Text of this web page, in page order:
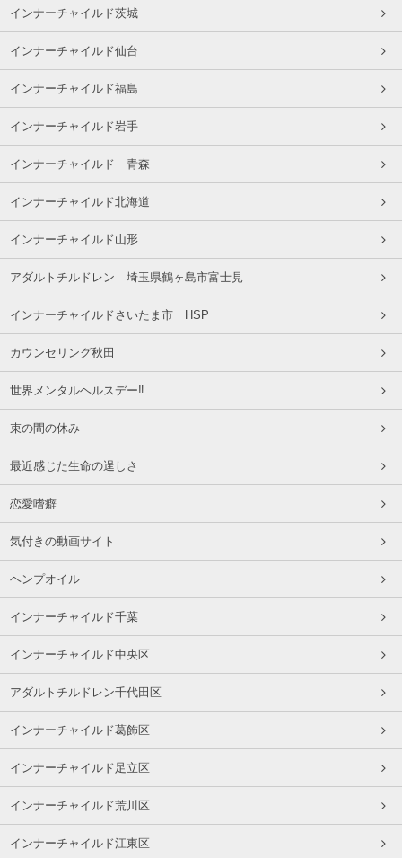
インナーチャイルド茨城
インナーチャイルド仙台
インナーチャイルド福島
インナーチャイルド岩手
インナーチャイルド 青森
インナーチャイルド北海道
インナーチャイルド山形
アダルトチルドレン 埼玉県鶴ヶ島市富士見
インナーチャイルドさいたま市 HSP
カウンセリング秋田
世界メンタルヘルスデー‼️
束の間の休み
最近感じた生命の逞しさ
恋愛嗜癖
気付きの動画サイト
ヘンプオイル
インナーチャイルド千葉
インナーチャイルド中央区
アダルトチルドレン千代田区
インナーチャイルド葛飾区
インナーチャイルド足立区
インナーチャイルド荒川区
インナーチャイルド江東区